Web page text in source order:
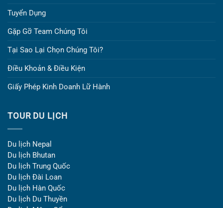
Tuyển Dụng
Gặp Gỡ Team Chúng Tôi
Tại Sao Lại Chọn Chúng Tôi?
Điều Khoản & Điều Kiện
Giấy Phép Kinh Doanh Lữ Hành
TOUR DU LỊCH
Du lịch Nepal
Du lịch Bhutan
Du lịch Trung Quốc
Du lịch Đài Loan
Du lịch Hàn Quốc
Du lịch Du Thuyền